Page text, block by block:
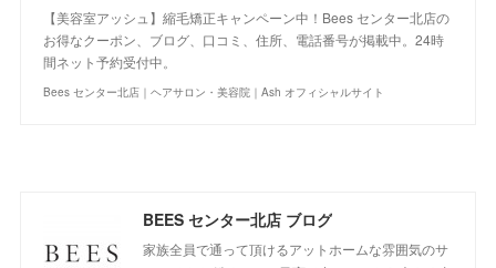
【美容室アッシュ】縮毛矯正キャンペーン中！Bees センター北店の
お得なクーポン、ブログ、口コミ、住所、電話番号が掲載中。24時
間ネット予約受付中。
Bees センター北店｜ヘアサロン・美容院｜Ash オフィシャルサイト
BEES センター北店 ブログ
家族全員で通って頂けるアットホームな雰囲気のサ